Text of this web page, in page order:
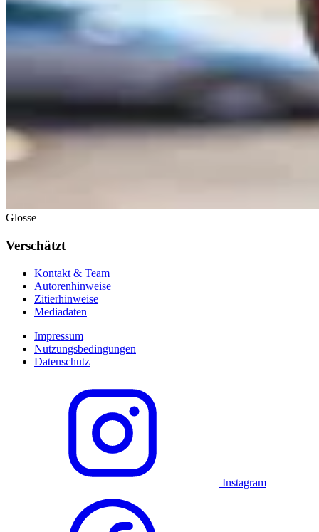
Glosse
Verschätzt
Kontakt & Team
Autorenhinweise
Zitierhinweise
Mediadaten
Impressum
Nutzungsbedingungen
Datenschutz
Instagram